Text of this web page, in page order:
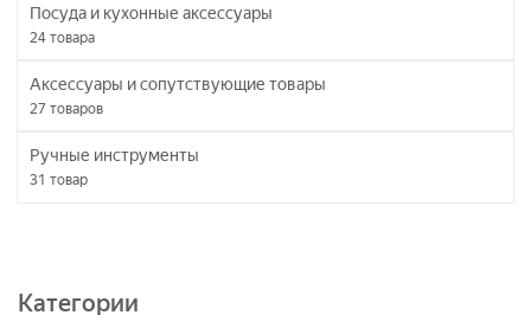
Посуда и кухонные аксессуары
24 товара
Аксессуары и сопутствующие товары
27 товаров
Ручные инструменты
31 товар
Категории